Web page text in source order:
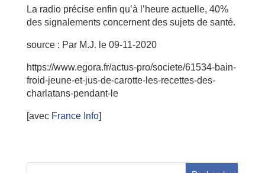
La radio précise enfin qu’à l’heure actuelle, 40%
des signalements concernent des sujets de santé.
source : Par M.J. le 09-11-2020
https://www.egora.fr/actus-pro/societe/61534-bain-
froid-jeune-et-jus-de-carotte-les-recettes-des-
charlatans-pendant-le
[avec France Info]